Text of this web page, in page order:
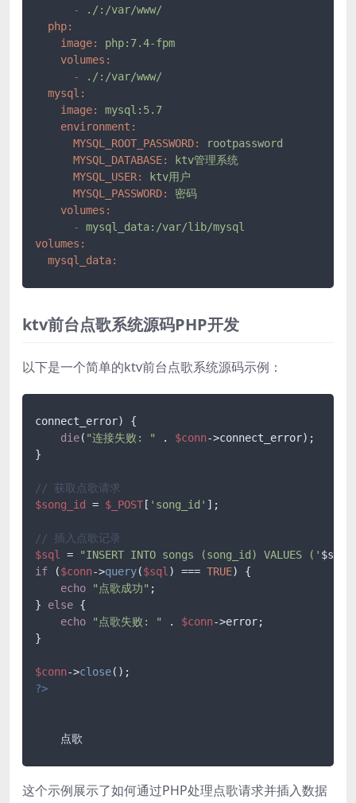
-
./:/var/www/
php:
image:
php:7.4-fpm
volumes:
-
./:/var/www/
mysql:
image:
mysql:5.7
environment:
MYSQL_ROOT_PASSWORD:
rootpassword
MYSQL_DATABASE:
ktv管理系统
MYSQL_USER:
ktv用户
MYSQL_PASSWORD:
密码
volumes:
-
mysql_data:/var/lib/mysql
volumes:
mysql_data:
ktv前台点歌系统源码PHP开发
以下是一个简单的ktv前台点歌系统源码示例：
connect_error) {
die( "连接失败: " . $conn->connect_error);
}
// 获取点歌请求
$song_id
= $_POST [ 'song_id' ];
// 插入点歌记录
$sql
= "INSERT INTO songs (song_id) VALUES ('
if ($conn->query($sql ) === TRUE) {
echo
"点歌成功" ;
} else {
echo
"点歌失败: " . $conn->error;
}
$conn->close
?>
这个示例展示了如何通过PHP处理点歌请求并插入数据